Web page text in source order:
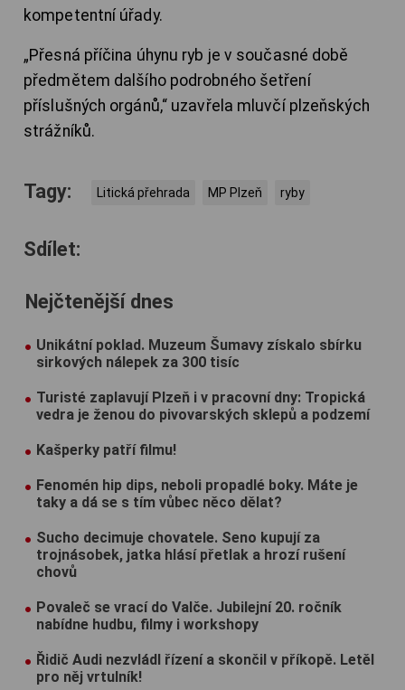
kompetentní úřady.
„Přesná příčina úhynu ryb je v současné době
předmětem dalšího podrobného šetření
příslušných orgánů,“ uzavřela mluvčí plzeňských
strážníků.
Tagy: Litická přehrada MP Plzeň ryby
Sdílet:
Nejčtenější dnes
Unikátní poklad. Muzeum Šumavy získalo sbírku
sirkových nálepek za 300 tisíc
Turisté zaplavují Plzeň i v pracovní dny: Tropická
vedra je ženou do pivovarských sklepů a podzemí
Kašperky patří filmu!
Fenomén hip dips, neboli propadlé boky. Máte je
taky a dá se s tím vůbec něco dělat?
Sucho decimuje chovatele. Seno kupují za
trojnásobek, jatka hlásí přetlak a hrozí rušení
chovů
Povaleč se vrací do Valče. Jubilejní 20. ročník
nabídne hudbu, filmy i workshopy
Řidič Audi nezvládl řízení a skončil v příkopě. Letěl
pro něj vrtulník!